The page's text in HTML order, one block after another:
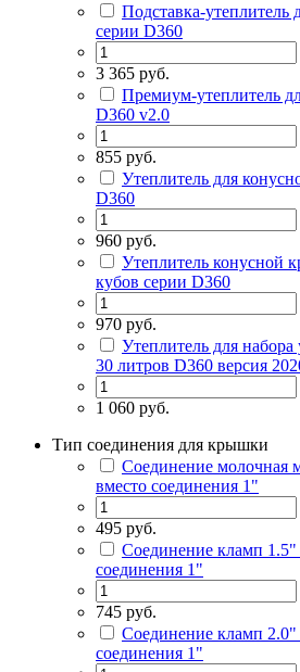
Подставка-утеплитель
серии D360
3 365 руб.
Премиум-утеплитель
D360 v2.0
855 руб.
Утеплитель для
D360
960 руб.
Утеплитель конусной
кубов серии D360
970 руб.
Утеплитель для
30 литров D360 версия
1 060 руб.
Тип соединения для крышки
Соединение
вместо соединения 1"
495 руб.
Соединение кламп
соединения 1"
745 руб.
Соединение кламп
соединения 1"